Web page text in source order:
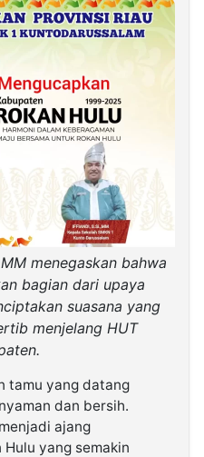
menegaskan bahwa
bagian dari upaya
suasana yang
menjelang HUT
tamu yang datang
dan bersih.
ajang
yang semakin